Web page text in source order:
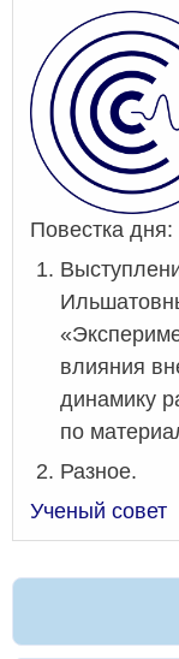
Повестка дня:
влияния
динамику
по
Разное.
Ученый совет